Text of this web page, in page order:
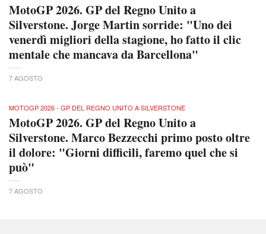
MotoGP 2026. GP del Regno Unito a
Silverstone. Jorge Martin sorride: "Uno dei
venerdì migliori della stagione, ho fatto il clic
mentale che mancava da Barcellona"
7 AGOSTO
MOTOGP 2026 - GP DEL REGNO UNITO A SILVERSTONE
MotoGP 2026. GP del Regno Unito a
Silverstone. Marco Bezzecchi primo posto oltre
il dolore: "Giorni difficili, faremo quel che si
può"
7 AGOSTO